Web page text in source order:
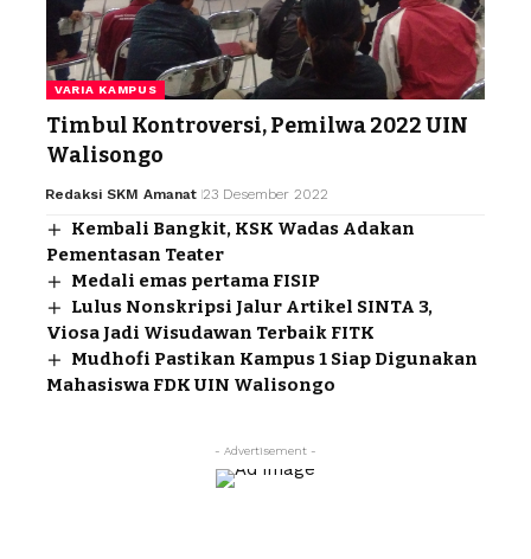
VARIA KAMPUS
Timbul Kontroversi, Pemilwa 2022 UIN
Walisongo
Redaksi SKM Amanat 23 Desember 2022
Kembali Bangkit, KSK Wadas Adakan
Pementasan Teater
Medali emas pertama FISIP
Lulus Nonskripsi Jalur Artikel SINTA 3,
Viosa Jadi Wisudawan Terbaik FITK
Mudhofi Pastikan Kampus 1 Siap Digunakan
Mahasiswa FDK UIN Walisongo
- Advertisement -